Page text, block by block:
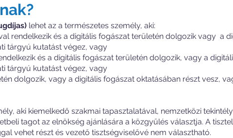
lehet az a természetes személy, aki:
és a digitális fogászat területén dolgozik vagy a
tárgyú kutatást végez, vagy
és a digitális fogászat területén dolgozik, vagy a
tárgyú kutatást végez, vagy
dolgozik, vagy a digitális fogászat oktatásában részt vesz,
aki kiemelkedő szakmai tapasztalatával, nemzetközi
tagot az elnökség ajánlására a közgyűlés választja. A
vehet részt és vezető tisztségviselővé nem választható.